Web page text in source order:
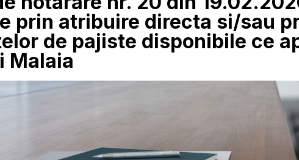
prin atribuire directa si/sau
de pajiste disponibile ce
Malaia